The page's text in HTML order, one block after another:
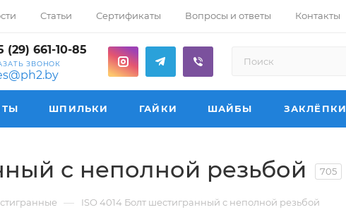
Статьи Сертификаты Вопросы и ответы Контакты
(29) 661-10-85
ЗВОНОК
ШПИЛЬКИ ГАЙКИ ШАЙБЫ ЗАКЛЁПКИ
с неполной резьбой 705
— ISO 4014 Болт шестигранный с неполной резьбой